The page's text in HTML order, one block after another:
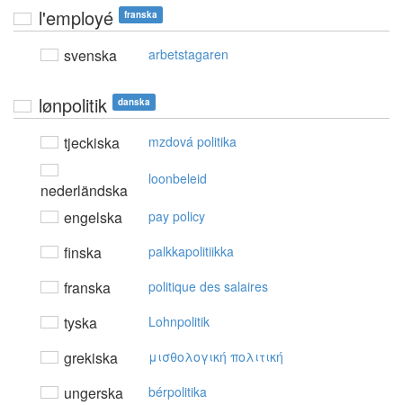
l'employé franska
svenska arbetstagaren
lønpolitik danska
tjeckiska mzdová politika
nederländska
loonbeleid
engelska pay policy
finska palkkapolitiikka
franska politique des salaires
tyska Lohnpolitik
grekiska μισθoλoγική πoλιτική
ungerska bérpolitika